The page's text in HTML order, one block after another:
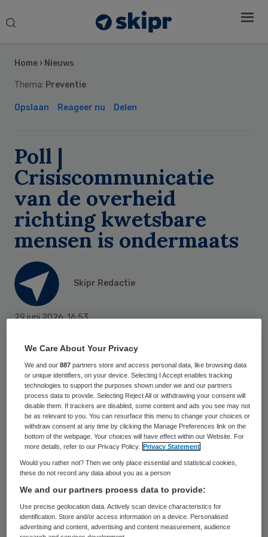
Search
Home › Nieuws
Thema: Preventie
Opslaan Reageer nu Delen
Poll |
Crisiscommunicatie
van de overheid
richting kwetsbare
mensen is ondermaats
Skipr Redactie
29 juni 2026,16:53
Tijdens de eerste landelijke code rood vanwege extreme
hitte, ontstond vorige week verwarring over het advies
aan kwetsbare groepen. Aanvankelijk luidde de
boodschap van het KNMI dat mensen zoveel mogelijk
binnen moesten blijven. Niet veel later werd dat advies
aangepast, omdat woningen soms juist warmer zijn dan
een schaduwrijke plek buiten. De nadruk verschoof
naar: zoek verkoeling, waar die ook is.
Het is niet de eerste keer dat
overheidscommunicatie in tijden van crisis
vragen oproept. Ook tijdens de
coronapandemie veranderden adviezen
regelmatig. Juist in een crisis is heldere,
Sidebar
We Care About Your Privacy
We and our887 partners store and access personal data, like browsing data
or unique identifiers, on your device. Selecting I Accept enables tracking
technologies to support the purposes shown under we and our partners
process data to provide. Selecting Reject All or withdrawing your consent will
disable them. If trackers are disabled, some content and ads you see may not
be as relevant to you. You can resurface this menu to change your choices or
withdraw consent at any time by clicking the Manage Preferences link on the
bottom of the webpage. Your choices will have effect within our Website. For
more details, refer to our Privacy Policy.
Privacy Statement
Would you rather not? Then we only place essential and statistical cookies,
these do not record any data about you as a person
We and our partners process data to provide:
Use precise geolocation data. Actively scan device characteristics for
identification. Store and/or access information on a device. Personalised
advertising and content, advertising and content measurement, audience